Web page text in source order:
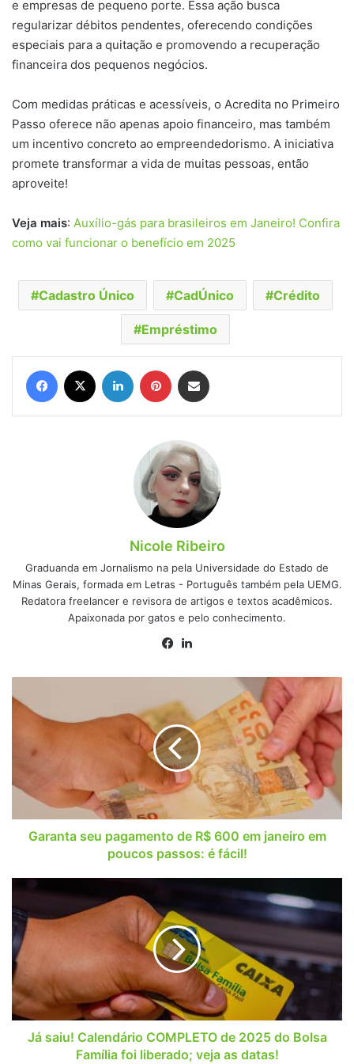
e empresas de pequeno porte. Essa ação busca
regularizar débitos pendentes, oferecendo condições
especiais para a quitação e promovendo a recuperação
financeira dos pequenos negócios.
Com medidas práticas e acessíveis, o Acredita no Primeiro
Passo oferece não apenas apoio financeiro, mas também
um incentivo concreto ao empreendedorismo. A iniciativa
promete transformar a vida de muitas pessoas, então
aproveite!
Veja mais: Auxílio-gás para brasileiros em Janeiro! Confira
como vai funcionar o benefício em 2025
Cadastro Único CadÚnico Crédito
Empréstimo
Facebook Linkedin Pinterest
Nicole Ribeiro
Graduanda em Jornalismo na pela Universidade do Estado de
Minas Gerais, formada em Letras - Português também pela UEMG.
Redatora freelancer e revisora de artigos e textos acadêmicos.
Apaixonada por gatos e pelo conhecimento.
Facebook
seu
pagamento
em
janeiro
em
poucos
Garanta seu pagamento de R$ 600 em janeiro em
poucos passos: é fácil!
Calendário
COMPLETO
de
2025
do
Bolsa
Família
Já saiu! Calendário COMPLETO de 2025 do Bolsa
Família foi liberado; veja as datas!